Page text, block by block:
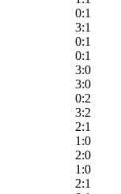
0:1
3:1
0:1
0:1
3:0
3:0
0:2
3:2
2:1
1:0
2:0
1:0
2:1